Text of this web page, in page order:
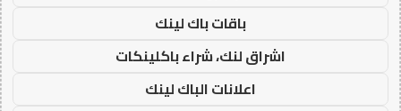
باقات باك لينك
اشراق لنك، شراء باكلينكات
اعلانات الباك لينك